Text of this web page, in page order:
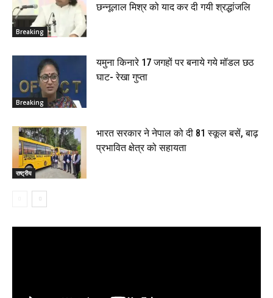
Breaking
छन्नूलाल मिश्र को याद कर दी गयी श्रद्धांजलि
Breaking
यमुना किनारे 17 जगहों पर बनाये गये मॉडल छठ
घाट- रेखा गुप्ता
राष्ट्रीय
भारत सरकार ने नेपाल को दी 81 स्कूल बसें, बाढ़
प्रभावित क्षेत्र को सहायता